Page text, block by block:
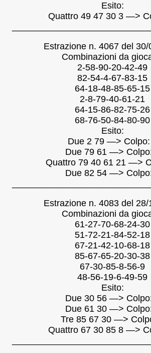
Esito:
Quattro 49 47 30 3 —>
Estrazione n. 4067 del 30/
Combinazioni da
2-58-90-20-42-49
82-54-4-67-83-15
64-18-48-85-65-15
2-8-79-40-61-21
64-15-86-82-75-26
68-76-50-84-80-90
Esito:
Due 2 79 —> Colpo:
Due 79 61 —>
Quattro 79 40 61 21 —>
Due 82 54 —>
Estrazione n. 4083 del 28/
Combinazioni da
61-27-70-68-24-30
51-72-21-84-52-18
67-21-42-10-68-18
85-67-65-20-30-38
67-30-85-8-56-9
48-56-19-6-49-59
Esito:
Due 30 56 —>
Due 61 30 —>
Tre 85 67 30 —>
Quattro 67 30 85 8 —>